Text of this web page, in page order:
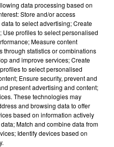
: UNE FEMME ET
ET LA...
le feu après avoir
bébé de trois mois
data processing based on
Store and/or access
to select advertising; Create
profiles to select personalised
Measure content
through statistics or combinations
and improve services; Create
to select personalised
Ensure security, prevent and
present advertising and content;
These technologies may
and browsing data to offer
based on information actively
Match and combine data from
Identify devices based on